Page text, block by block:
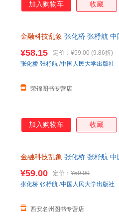
加入购物车 收藏
金融科技乱象 张化桥 张杼航
¥58.15 定价： ¥59.00 (9.86折)
荣锦图书专营店
张化桥 张杼航 /中国人民大学出版社
加入购物车 收藏
金融科技乱象 张化桥 张杼航
¥59.00 定价： ¥59.00
西安名州图书专营店
张化桥 张杼航 /中国人民大学出版社